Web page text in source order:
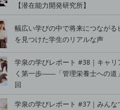
【潜在能力開発研究所】
幅広い学びの中で将来につながる
を見つけた学生のリアルな声
学泉の学びレポート #38｜キャリ
く第一歩――「管理栄養士への道
回
学泉の学びレポート #37｜みんな